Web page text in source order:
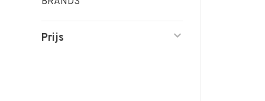
Prijs